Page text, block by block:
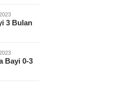
3 Bulan
Bayi 0-3